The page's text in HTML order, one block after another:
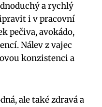
a rychlý
i v pracovní
pečiva, avokádo,
Nálev z vajec
konzistenci a
ale také zdravá a